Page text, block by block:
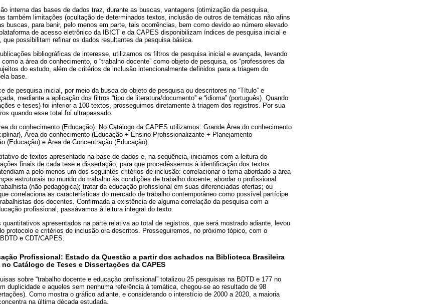
interna das bases de dados traz, durante as buscas, vantagens (otimização da pesquisa,
também limitações (ocultação de determinados textos, inclusão de outros de temáticas não afins
buscas, para banir, pelo menos em parte, tais ocorrências, bem como devido ao número elevado
de acesso eletrônico da IBICT e da CAPES disponibilizam índices de pesquisa inicial e
possibilitam refinar os dados resultantes da pesquisa básica.
bibliográficas de interesse, utilizamos os filtros de pesquisa inicial e avançada, levando
como a área do conhecimento, o “trabalho docente” como objeto de pesquisa, os “professores da
do estudo, além de critérios de inclusão intencionalmente definidos para a triagem do
base.
de pesquisa inicial, por meio da busca do objeto de pesquisa ou descritores no “Título” e
mediante a aplicação dos filtros “tipo de literatura/documento” e “idioma” (português). Quando
e teses) foi inferior a 100 textos, prosseguimos diretamente à triagem dos registros. Por sua
quando esse total foi ultrapassado.
do conhecimento (Educação). No Catálogo da CAPES utilizamos: Grande Área do conhecimento
Área do conhecimento (Educação + Ensino Profissionalizante + Planejamento
(Educação) e Área de Concentração (Educação).
de textos apresentado na base de dados e, na sequência, iniciamos com a leitura do
finais de cada tese e dissertação, para que procedêssemos à identificação dos textos
a pelo menos um dos seguintes critérios de inclusão: correlacionar o tema abordado a área
estruturais no mundo do trabalho às condições de trabalho docente; abordar o profissional
(não pedagógica); tratar da educação profissional em suas diferenciadas ofertas; ou
correlaciona as características do mercado de trabalho contemporâneo como possível partícipe
dos docentes. Confirmada a existência de alguma correlação da pesquisa com a
profissional, passávamos à leitura integral do texto.
apresentados na parte relativa ao total de registros, que será mostrado adiante, levou
protocolo e critérios de inclusão ora descritos. Prosseguiremos, no próximo tópico, com o
e CDT/CAPES.
Profissional: Estado da Questão a partir dos achados na Biblioteca Brasileira
Catálogo de Teses e Dissertações da CAPES
sobre “trabalho docente e educação profissional” totalizou 25 pesquisas na BDTD e 177 no
duplicidade e aqueles sem nenhuma referência à temática, chegou-se ao resultado de 98
Como mostra o gráfico adiante, e considerando o interstício de 2000 a 2020, a maioria
na última década estudada.